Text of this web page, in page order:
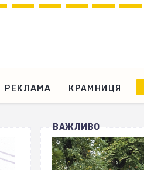
РЕКЛАМА КРАМНИЦЯ
ВАЖЛИВО